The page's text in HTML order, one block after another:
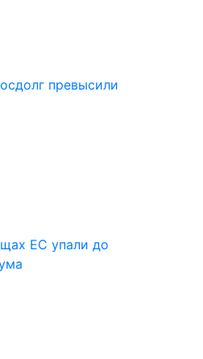
превысили
ЕС упали до